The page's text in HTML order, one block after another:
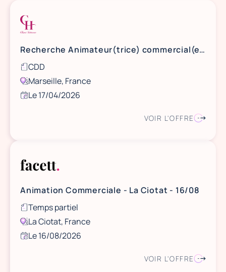
Recherche Animateur(trice) commercial(e) Marseille
CDD
Marseille, France
Le 17/04/2026
VOIR L'OFFRE
Animation Commerciale - La Ciotat - 16/08
Temps partiel
La Ciotat, France
Le 16/08/2026
VOIR L'OFFRE